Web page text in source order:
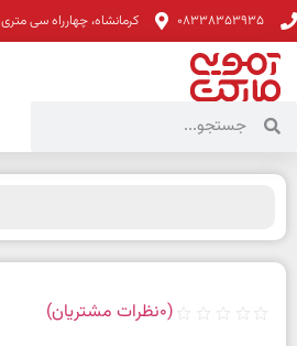
08338353935 کرمانشاه، چهارراه سی متری
(
0نظرات مشتریان)